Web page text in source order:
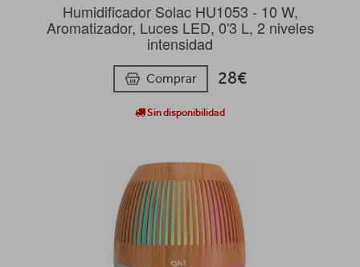
Humidificador Solac HU1053 - 10 W,
Aromatizador, Luces LED, 0'3 L, 2 niveles
intensidad
Comprar 28€
Sin disponibilidad